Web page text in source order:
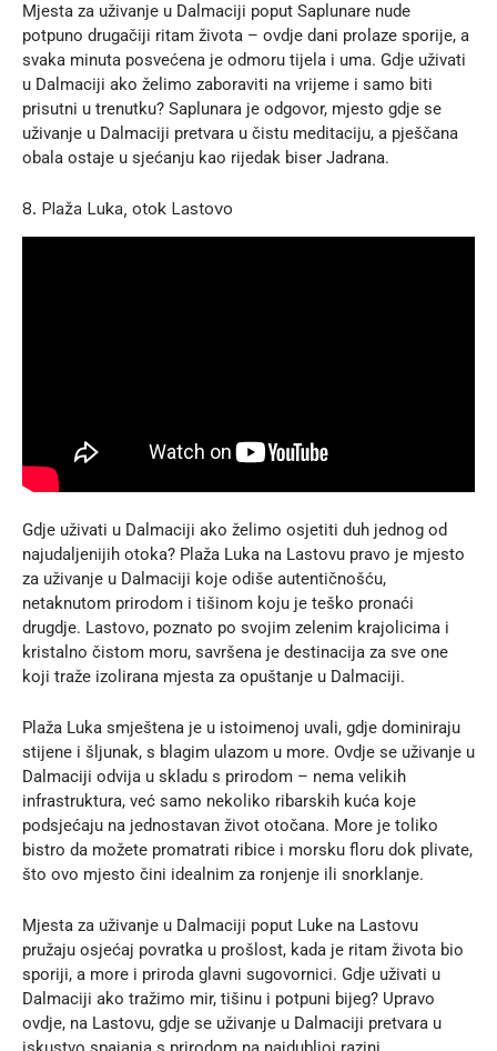
Mjesta za uživanje u Dalmaciji poput Saplunare nude
potpuno drugačiji ritam života – ovdje dani prolaze sporije, a
svaka minuta posvećena je odmoru tijela i uma. Gdje uživati
u Dalmaciji ako želimo zaboraviti na vrijeme i samo biti
prisutni u trenutku? Saplunara je odgovor, mjesto gdje se
uživanje u Dalmaciji pretvara u čistu meditaciju, a pješčana
obala ostaje u sjećanju kao rijedak biser Jadrana.
8. Plaža Luka, otok Lastovo
Gdje uživati u Dalmaciji ako želimo osjetiti duh jednog od
najudaljenijih otoka? Plaža Luka na Lastovu pravo je mjesto
za uživanje u Dalmaciji koje odiše autentičnošću,
netaknutom prirodom i tišinom koju je teško pronaći
drugdje. Lastovo, poznato po svojim zelenim krajolicima i
kristalno čistom moru, savršena je destinacija za sve one
koji traže izolirana mjesta za opuštanje u Dalmaciji.
Plaža Luka smještena je u istoimenoj uvali, gdje dominiraju
stijene i šljunak, s blagim ulazom u more. Ovdje se uživanje u
Dalmaciji odvija u skladu s prirodom – nema velikih
infrastruktura, već samo nekoliko ribarskih kuća koje
podsjećaju na jednostavan život otočana. More je toliko
bistro da možete promatrati ribice i morsku floru dok plivate,
što ovo mjesto čini idealnim za ronjenje ili snorklanje.
Mjesta za uživanje u Dalmaciji poput Luke na Lastovu
pružaju osjećaj povratka u prošlost, kada je ritam života bio
sporiji, a more i priroda glavni sugovornici. Gdje uživati u
Dalmaciji ako tražimo mir, tišinu i potpuni bijeg? Upravo
ovdje, na Lastovu, gdje se uživanje u Dalmaciji pretvara u